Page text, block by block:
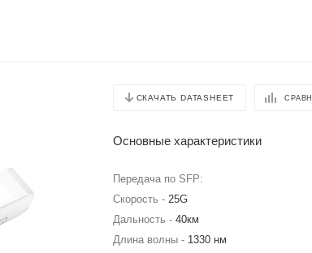
СКАЧАТЬ DATASHEET
Основные характеристики
Передача по SFP:
Скорость - 25G
Дальность - 40км
Длина волны - 1330 нм